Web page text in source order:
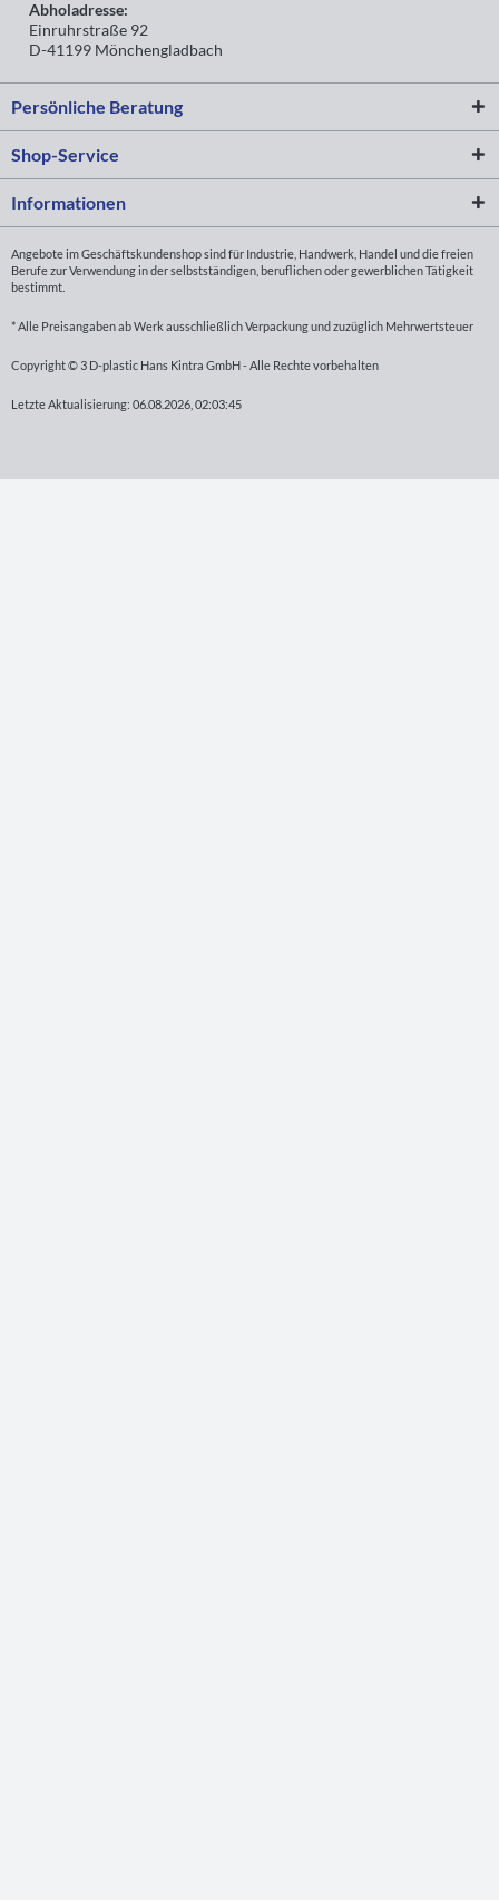
Abholadresse:
Einruhrstraße 92
D-41199 Mönchengladbach
Persönliche Beratung
Shop-Service
Informationen
Angebote im Geschäftskundenshop sind für Industrie, Handwerk, Handel und die freien
Berufe zur Verwendung in der selbstständigen, beruflichen oder gewerblichen Tätigkeit
bestimmt.
* Alle Preisangaben ab Werk ausschließlich Verpackung und zuzüglich Mehrwertsteuer
Copyright © 3 D-plastic Hans Kintra GmbH - Alle Rechte vorbehalten
Letzte Aktualisierung: 06.08.2026, 02:03:45